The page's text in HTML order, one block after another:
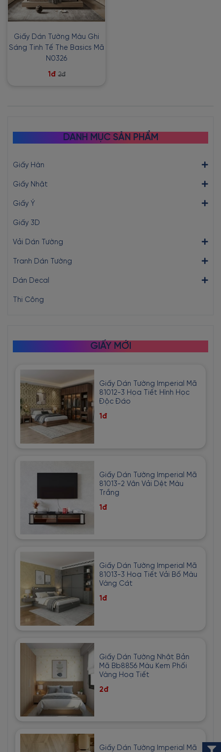
Giấy Dán Tường Màu Ghi
Sáng Tinh Tế The Basics Mã
N0326
1đ 2đ
DANH MỤC SẢN PHẨM
Giấy Hàn
Giấy Nhật
Giấy Ý
Giấy 3D
Vải Dán Tường
Tranh Dán Tường
Dán Decal
Thi Công
GIẤY MỚI
Giấy Dán Tường Imperial Mã
81012-3 Họa Tiết Hình Học
Độc Đáo
1đ
Giấy Dán Tường Imperial Mã
81013-2 Vân Vải Dệt Màu
Trắng
1đ
Giấy Dán Tường Imperial Mã
81013-3 Hoạ Tiết Vải Bố Màu
Vàng Cát
1đ
Giấy Dán Tường Nhật Bản
Mã Bb8856 Màu Kem Phối
Vàng Hoạ Tiết
2đ
Giấy Dán Tường Imperial Mã